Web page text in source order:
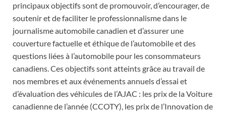
principaux objectifs sont de promouvoir, d’encourager, de
soutenir et de faciliter le professionnalisme dans le
journalisme automobile canadien et d’assurer une
couverture factuelle et éthique de l’automobile et des
questions liées à l’automobile pour les consommateurs
canadiens. Ces objectifs sont atteints grâce au travail de
nos membres et aux événements annuels d’essai et
d’évaluation des véhicules de l’AJAC : les prix de la Voiture
canadienne de l’année (CCOTY), les prix de l’Innovation de